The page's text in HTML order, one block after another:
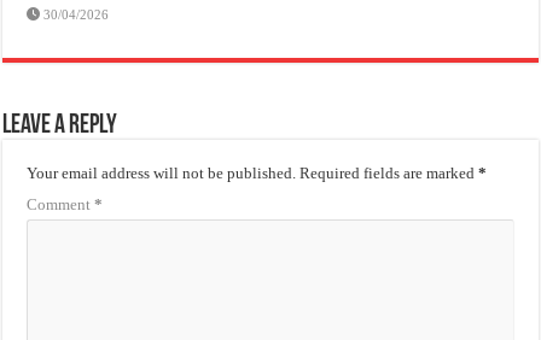
30/04/2026
Leave a Reply
Your email address will not be published. Required fields are marked*
Comment*